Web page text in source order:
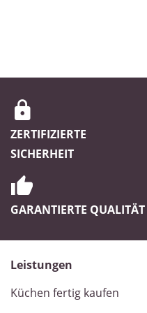
ZERTIFIZIERTE
SICHERHEIT
GARANTIERTE QUALITÄT
Leistungen
Küchen fertig kaufen